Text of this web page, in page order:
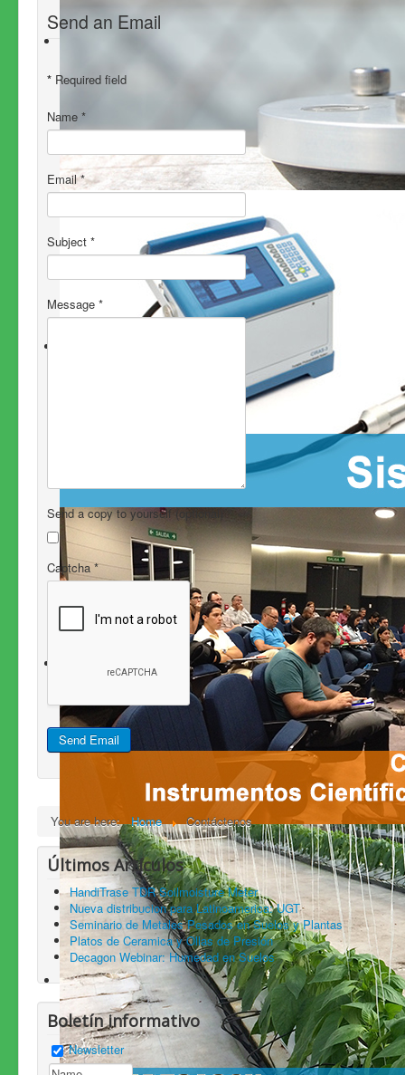
Send an Email
* Required field
Name *
Email*
Subject *
Message *
Send a copy to yourself (optional)
Captcha*
Send Email
You are here: Home Contáctenos
Últimos Artículos
HandiTrase TDR Soilmoisture Meter
Nueva distribucion para Latinoamerica: UGT
Seminario de Metales Pesados en Suelos y Plantas
Platos de Ceramica y Ollas de Presión
Decagon Webinar: Humedad en Suelos
Boletín informativo
Newsletter